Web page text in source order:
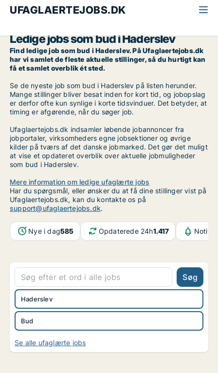
UFAGLAERTEJOBS.DK
Ledige jobs som bud i Haderslev
Find ledige job som bud i Haderslev. På Ufaglaertejobs.dk
har vi samlet de fleste aktuelle stillinger, så du hurtigt kan
få et samlet overblik ét sted.
Se de nyeste job som bud i Haderslev på listen herunder.
Mange stillinger bliver besat inden for kort tid, og jobopslag
er derfor ofte kun synlige i korte tidsvinduer. Det betyder, at
timing er afgørende, når du søger job.
Ufaglaertejobs.dk indsamler løbende jobannoncer fra
jobportaler, virksomheders egne jobsektioner og øvrige
kilder på tværs af det danske jobmarked. Det gør det muligt
at vise et opdateret overblik over aktuelle jobmuligheder
som bud i Haderslev.
Mere information om ledige ufaglærte jobs
Har du spørgsmål, eller ønsker du at få dine stillinger vist på
Ufaglaertejobs.dk, kan du kontakte os på
support@ufaglaertejobs.dk.
Nye i dag585 Opdaterede 24h1.417
Søg
Bud
Haderslev
Se alle ufaglærte jobs